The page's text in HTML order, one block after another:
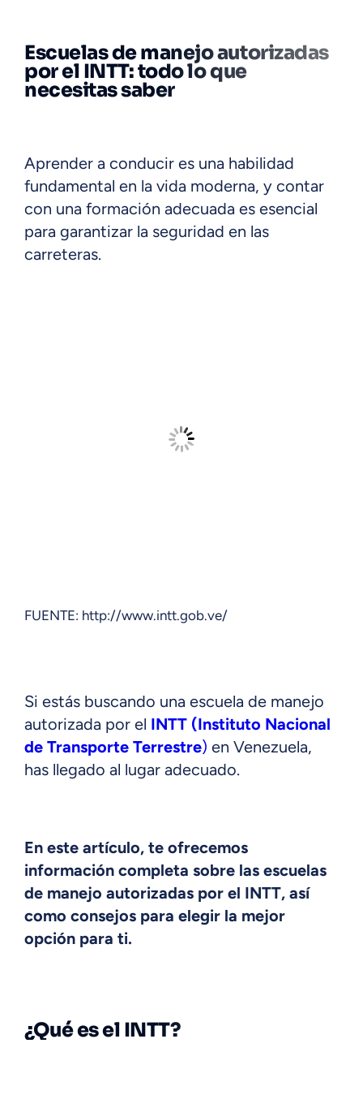
Escuelas de manejo autorizadas
por el INTT: todo lo que
necesitas saber
Aprender a conducir es una habilidad
fundamental en la vida moderna, y contar
con una formación adecuada es esencial
para garantizar la seguridad en las
carreteras.
FUENTE: http://www.intt.gob.ve/
Si estás buscando una escuela de manejo
autorizada por el INTT (Instituto Nacional
de Transporte Terrestre) en Venezuela,
has llegado al lugar adecuado.
En este artículo, te ofrecemos
información completa sobre las escuelas
de manejo autorizadas por el INTT, así
como consejos para elegir la mejor
opción para ti.
¿Qué es el INTT?